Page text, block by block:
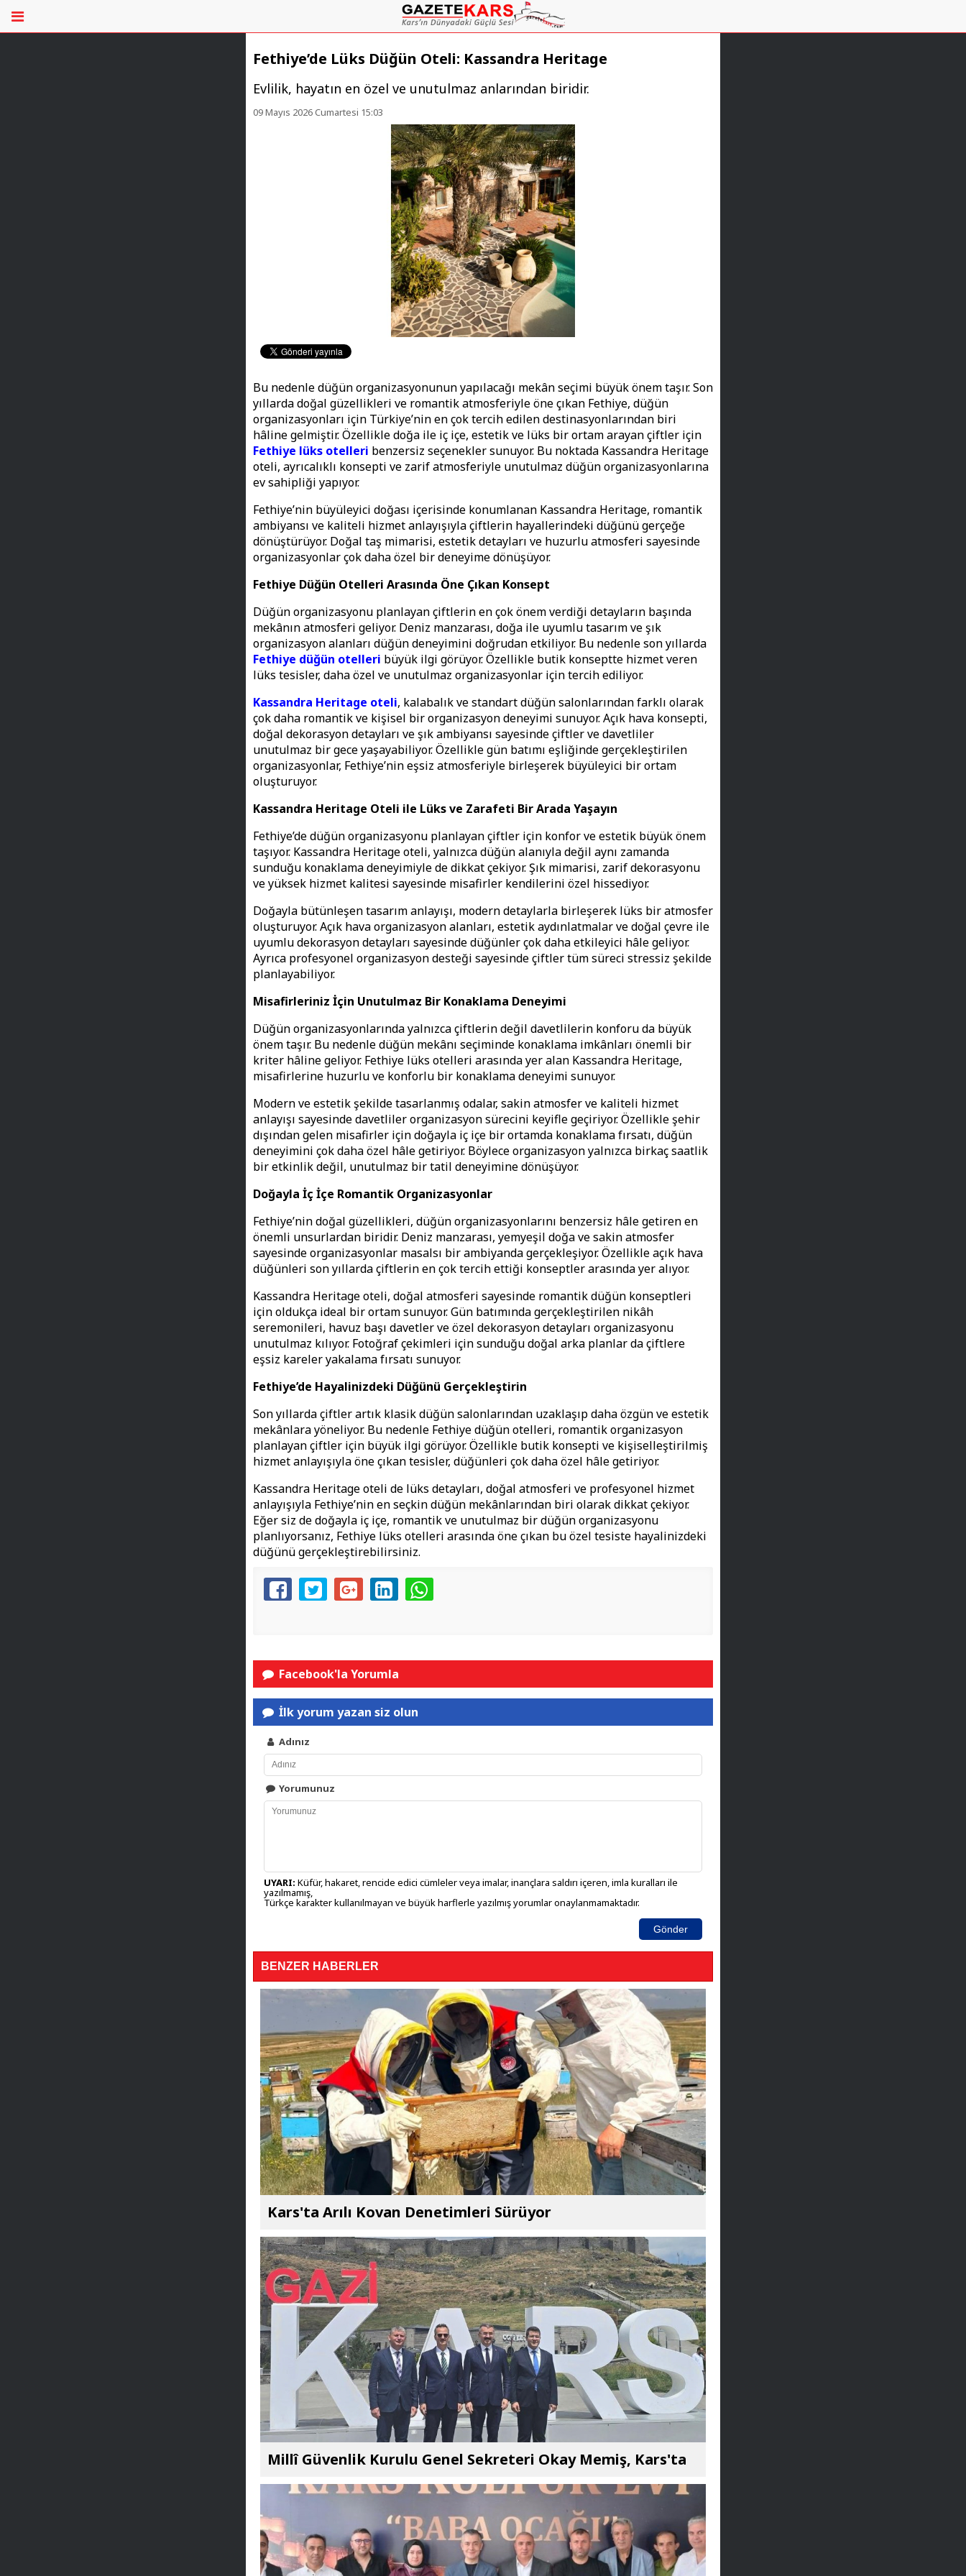
Fethiye’de Lüks Düğün Oteli: Kassandra Heritage
Evlilik, hayatın en özel ve unutulmaz anlarından biridir.
09 Mayıs 2026 Cumartesi 15:03
Bu nedenle düğün organizasyonunun yapılacağı mekân seçimi büyük önem taşır. Son
yıllarda doğal güzellikleri ve romantik atmosferiyle öne çıkan Fethiye, düğün
organizasyonları için Türkiye’nin en çok tercih edilen destinasyonlarından biri
hâline gelmiştir. Özellikle doğa ile iç içe, estetik ve lüks bir ortam arayan çiftler için
Fethiye lüks otelleri benzersiz seçenekler sunuyor. Bu noktada Kassandra Heritage
oteli, ayrıcalıklı konsepti ve zarif atmosferiyle unutulmaz düğün organizasyonlarına
ev sahipliği yapıyor.
Fethiye’nin büyüleyici doğası içerisinde konumlanan Kassandra Heritage, romantik
ambiyansı ve kaliteli hizmet anlayışıyla çiftlerin hayallerindeki düğünü gerçeğe
dönüştürüyor. Doğal taş mimarisi, estetik detayları ve huzurlu atmosferi sayesinde
organizasyonlar çok daha özel bir deneyime dönüşüyor.
Fethiye Düğün Otelleri Arasında Öne Çıkan Konsept
Düğün organizasyonu planlayan çiftlerin en çok önem verdiği detayların başında
mekânın atmosferi geliyor. Deniz manzarası, doğa ile uyumlu tasarım ve şık
organizasyon alanları düğün deneyimini doğrudan etkiliyor. Bu nedenle son yıllarda
Fethiye düğün otelleri büyük ilgi görüyor. Özellikle butik konseptte hizmet veren
lüks tesisler, daha özel ve unutulmaz organizasyonlar için tercih ediliyor.
Kassandra Heritage oteli, kalabalık ve standart düğün salonlarından farklı olarak
çok daha romantik ve kişisel bir organizasyon deneyimi sunuyor. Açık hava konsepti,
doğal dekorasyon detayları ve şık ambiyansı sayesinde çiftler ve davetliler
unutulmaz bir gece yaşayabiliyor. Özellikle gün batımı eşliğinde gerçekleştirilen
organizasyonlar, Fethiye’nin eşsiz atmosferiyle birleşerek büyüleyici bir ortam
oluşturuyor.
Kassandra Heritage Oteli ile Lüks ve Zarafeti Bir Arada Yaşayın
Fethiye’de düğün organizasyonu planlayan çiftler için konfor ve estetik büyük önem
taşıyor. Kassandra Heritage oteli, yalnızca düğün alanıyla değil aynı zamanda
sunduğu konaklama deneyimiyle de dikkat çekiyor. Şık mimarisi, zarif dekorasyonu
ve yüksek hizmet kalitesi sayesinde misafirler kendilerini özel hissediyor.
Doğayla bütünleşen tasarım anlayışı, modern detaylarla birleşerek lüks bir atmosfer
oluşturuyor. Açık hava organizasyon alanları, estetik aydınlatmalar ve doğal çevre ile
uyumlu dekorasyon detayları sayesinde düğünler çok daha etkileyici hâle geliyor.
Ayrıca profesyonel organizasyon desteği sayesinde çiftler tüm süreci stressiz şekilde
planlayabiliyor.
Misafirleriniz İçin Unutulmaz Bir Konaklama Deneyimi
Düğün organizasyonlarında yalnızca çiftlerin değil davetlilerin konforu da büyük
önem taşır. Bu nedenle düğün mekânı seçiminde konaklama imkânları önemli bir
kriter hâline geliyor. Fethiye lüks otelleri arasında yer alan Kassandra Heritage,
misafirlerine huzurlu ve konforlu bir konaklama deneyimi sunuyor.
Modern ve estetik şekilde tasarlanmış odalar, sakin atmosfer ve kaliteli hizmet
anlayışı sayesinde davetliler organizasyon sürecini keyifle geçiriyor. Özellikle şehir
dışından gelen misafirler için doğayla iç içe bir ortamda konaklama fırsatı, düğün
deneyimini çok daha özel hâle getiriyor. Böylece organizasyon yalnızca birkaç saatlik
bir etkinlik değil, unutulmaz bir tatil deneyimine dönüşüyor.
Doğayla İç İçe Romantik Organizasyonlar
Fethiye’nin doğal güzellikleri, düğün organizasyonlarını benzersiz hâle getiren en
önemli unsurlardan biridir. Deniz manzarası, yemyeşil doğa ve sakin atmosfer
sayesinde organizasyonlar masalsı bir ambiyanda gerçekleşiyor. Özellikle açık hava
düğünleri son yıllarda çiftlerin en çok tercih ettiği konseptler arasında yer alıyor.
Kassandra Heritage oteli, doğal atmosferi sayesinde romantik düğün konseptleri
için oldukça ideal bir ortam sunuyor. Gün batımında gerçekleştirilen nikâh
seremonileri, havuz başı davetler ve özel dekorasyon detayları organizasyonu
unutulmaz kılıyor. Fotoğraf çekimleri için sunduğu doğal arka planlar da çiftlere
eşsiz kareler yakalama fırsatı sunuyor.
Fethiye’de Hayalinizdeki Düğünü Gerçekleştirin
Son yıllarda çiftler artık klasik düğün salonlarından uzaklaşıp daha özgün ve estetik
mekânlara yöneliyor. Bu nedenle Fethiye düğün otelleri, romantik organizasyon
planlayan çiftler için büyük ilgi görüyor. Özellikle butik konsepti ve kişiselleştirilmiş
hizmet anlayışıyla öne çıkan tesisler, düğünleri çok daha özel hâle getiriyor.
Kassandra Heritage oteli de lüks detayları, doğal atmosferi ve profesyonel hizmet
anlayışıyla Fethiye’nin en seçkin düğün mekânlarından biri olarak dikkat çekiyor.
Eğer siz de doğayla iç içe, romantik ve unutulmaz bir düğün organizasyonu
planlıyorsanız, Fethiye lüks otelleri arasında öne çıkan bu özel tesiste hayalinizdeki
düğünü gerçekleştirebilirsiniz.
Facebook'la Yorumla
İlk yorum yazan siz olun
Adınız
Yorumunuz
UYARI: Küfür, hakaret, rencide edici cümleler veya imalar, inançlara saldırı içeren, imla kuralları ile
yazılmamış,
Türkçe karakter kullanılmayan ve büyük harflerle yazılmış yorumlar onaylanmamaktadır.
Gönder
BENZER HABERLER
Kars'ta Arılı Kovan Denetimleri Sürüyor
Millî Güvenlik Kurulu Genel Sekreteri Okay Memiş, Kars'ta